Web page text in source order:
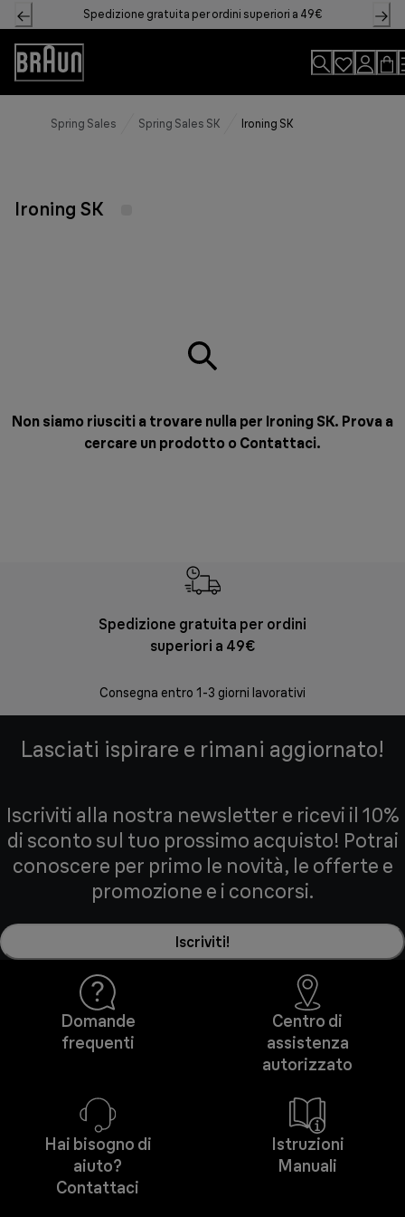
Skip
to
Content
Spedizione gratuita per ordini superiori a 49€
Accessibility
Statement
Spring Sales Spring Sales SK Ironing SK
Ironing SK
Non siamo riusciti a trovare nulla per Ironing SK. Prova a
cercare un prodotto o Contattaci.
Spedizione gratuita per ordini
superiori a 49€
Consegna entro 1-3 giorni lavorativi
Lasciati ispirare e rimani aggiornato!
Iscriviti alla nostra newsletter e ricevi il 10%
di sconto sul tuo prossimo acquisto! Potrai
conoscere per primo le novità, le offerte e
promozione e i concorsi.
Iscriviti!
Domande
frequenti
Centro di
assistenza
autorizzato
Hai bisogno di
aiuto?
Contattaci
Istruzioni
Manuali